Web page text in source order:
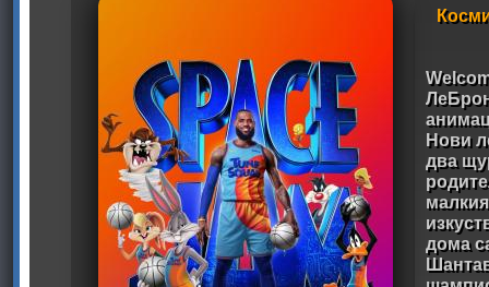
Нови
два
дома